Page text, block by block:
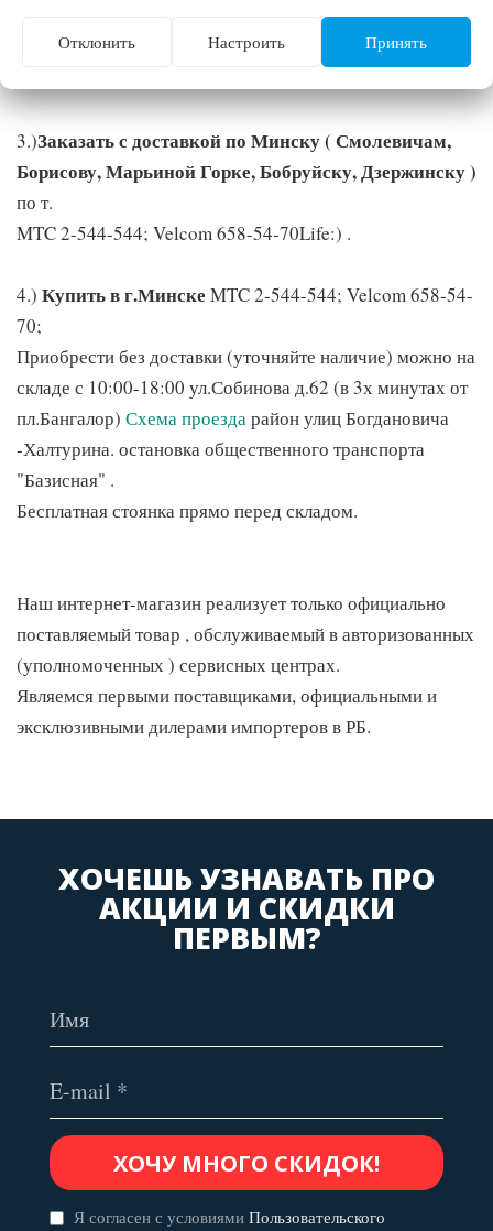
адресу: г.Осиповичи , ул. Коммунистическая 8А ( За
путями, напротив ж/д вокзала).Velcom 3911-661 ; MTC
3.)Заказать с доставкой по Минску ( Смолевичам,
Борисову, Марьиной Горке, Бобруйску, Дзержинску )
по т.
MTC 2-544-544; Velcom 658-54-70Life:) .
4.) Купить в г.Минске MTC 2-544-544; Velcom 658-54-
70;
Приобрести без доставки (уточняйте наличие) можно на
складе с 10:00-18:00 ул.Собинова д.62 (в 3х минутах от
пл.Бангалор) Схема проездарайон улиц Богдановича
-Халтурина. остановка общественного транспорта
"Базисная" .
Бесплатная стоянка прямо перед складом.
Наш интернет-магазин реализует только официально
поставляемый товар , обслуживаемый в авторизованных
(уполномоченных ) сервисных центрах.
Являемся первыми поставщиками, официальными и
эксклюзивными дилерами импортеров в РБ.
ХОЧЕШЬ УЗНАВАТЬ ПРО
АКЦИИ И СКИДКИ
ПЕРВЫМ?
Я согласен с условиями Пользовательского
Отклонить Настроить Принять